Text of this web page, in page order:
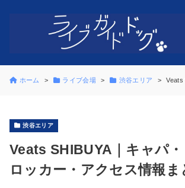
ホーム ライブ会場 渋谷エリア Veats
渋谷エリア
Veats SHIBUYA｜キャパ・
ロッカー・アクセス情報ま